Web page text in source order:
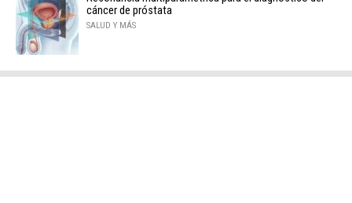
cáncer de próstata
SALUD Y MÁS